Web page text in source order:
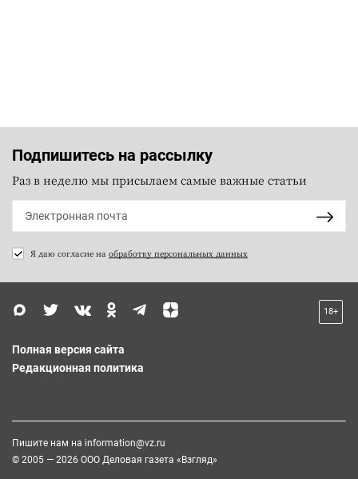
Подпишитесь на рассылку
Раз в неделю мы присылаем самые важные статьи
Я даю согласие на обработку персональных данных
18+
Полная версия сайта
Редакционная политика
Пишите нам на information@vz.ru
© 2005 — 2026 ООО Деловая газета «Взгляд»